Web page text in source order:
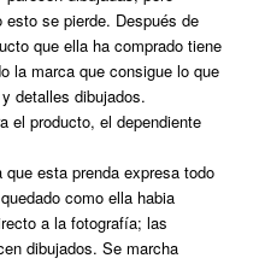
se pierde. Después de
que ella ha comprado tiene
la marca que consigue lo que
detalles dibujados.
el producto, el dependiente
esta prenda expresa todo
como ella habia
a la fotografía; las
dibujados. Se marcha